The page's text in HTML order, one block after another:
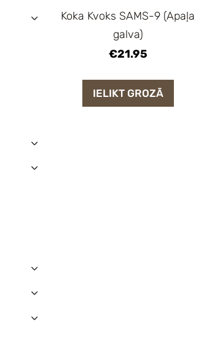
›
›
›
›
›
›
Koka Kvoks SAMS-9 (Apaļa
galva)
€21.95
IELIKT GROZĀ